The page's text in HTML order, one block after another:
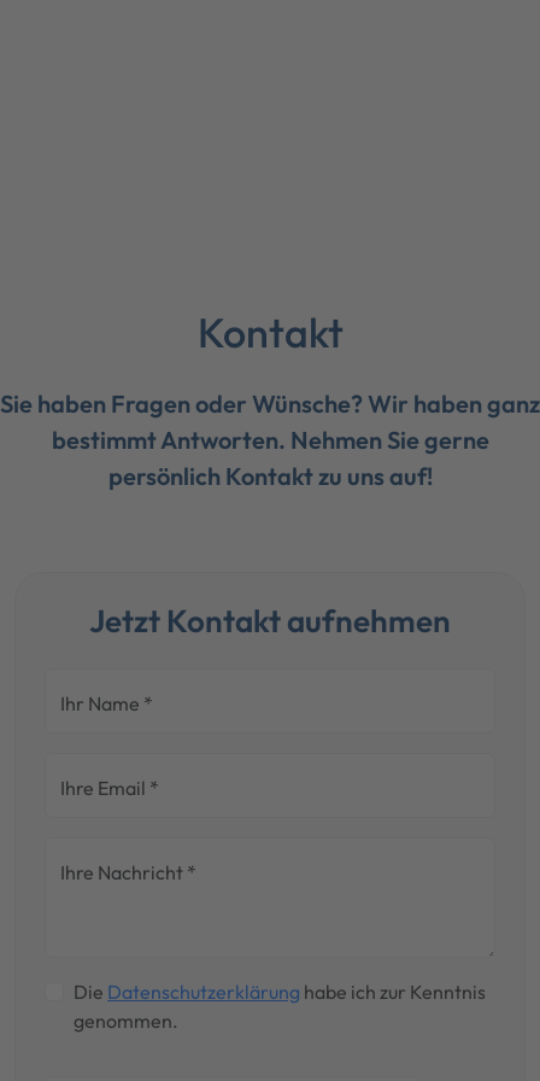
Kontakt
Sie haben Fragen oder Wünsche? Wir haben ganz
bestimmt Antworten. Nehmen Sie gerne
persönlich Kontakt zu uns auf!
Jetzt Kontakt aufnehmen
Ihr Name *
Ihre Email *
Ihre Nachricht *
Die Datenschutzerklärung habe ich zur Kenntnis
genommen.